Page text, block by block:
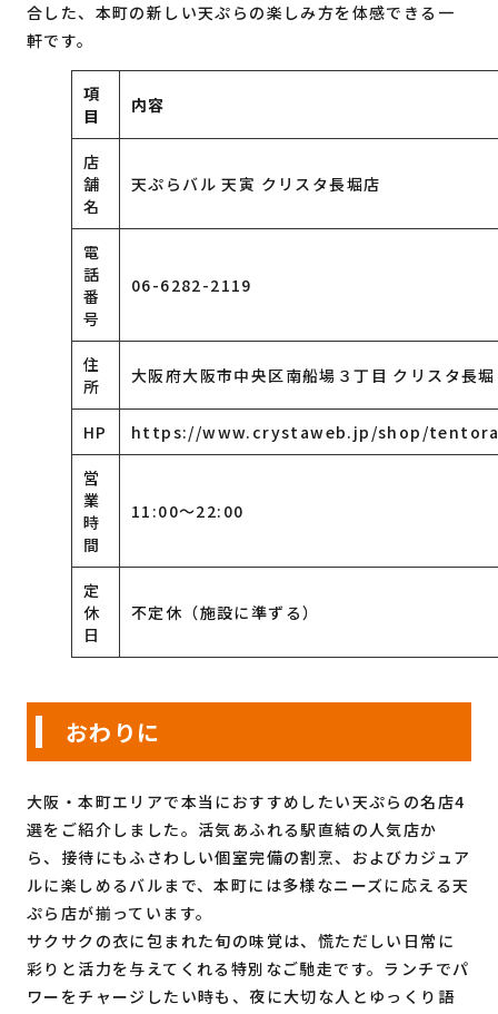
合した、本町の新しい天ぷらの楽しみ方を体感できる一
軒です。
項
目
内容
店
舗
名
天ぷらバル 天寅 クリスタ長堀店
電
話
番
号
06-6282-2119
住
所
大阪府大阪市中央区南船場３丁目 クリスタ長
HP https://www.crystaweb.jp/shop/
営
業
時
間
11:00～22:00
定
休
日
不定休（施設に準ずる）
おわりに
大阪・本町エリアで本当におすすめしたい天ぷらの名店4
選をご紹介しました。活気あふれる駅直結の人気店か
ら、接待にもふさわしい個室完備の割烹、およびカジュア
ルに楽しめるバルまで、本町には多様なニーズに応える天
ぷら店が揃っています。
サクサクの衣に包まれた旬の味覚は、慌ただしい日常に
彩りと活力を与えてくれる特別なご馳走です。ランチでパ
ワーをチャージしたい時も、夜に大切な人とゆっくり語